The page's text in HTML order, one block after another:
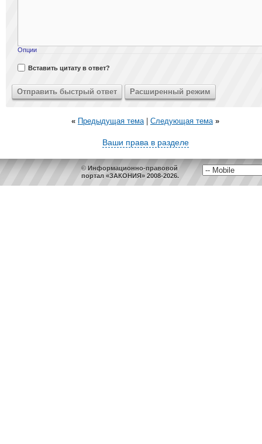
Опции
Вставить цитату в ответ?
« Предыдущая тема| Следующая тема »
Ваши права в разделе
© Информационно-правовой
портал «ЗАКОНИЯ» 2008-2026.